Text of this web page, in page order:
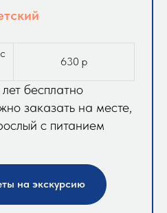
630 р
бесплатно
заказать на месте,
с питанием
на экскурсию